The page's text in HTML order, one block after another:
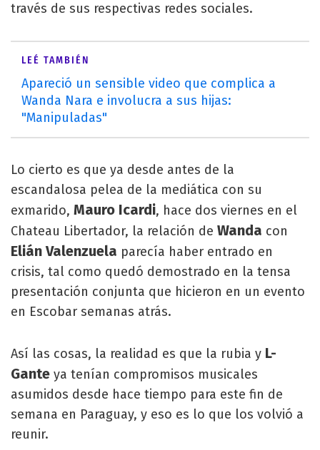
través de sus respectivas redes sociales.
LEÉ TAMBIÉN
Apareció un sensible video que complica a
Wanda Nara e involucra a sus hijas:
"Manipuladas"
Lo cierto es que ya desde antes de la
escandalosa pelea de la mediática con su
exmarido, Mauro Icardi, hace dos viernes en el
Chateau Libertador, la relación de Wanda con
Elián Valenzuela parecía haber entrado en
crisis, tal como quedó demostrado en la tensa
presentación conjunta que hicieron en un evento
en Escobar semanas atrás.
Así las cosas, la realidad es que la rubia y L-
Gante ya tenían compromisos musicales
asumidos desde hace tiempo para este fin de
semana en Paraguay, y eso es lo que los volvió a
reunir.